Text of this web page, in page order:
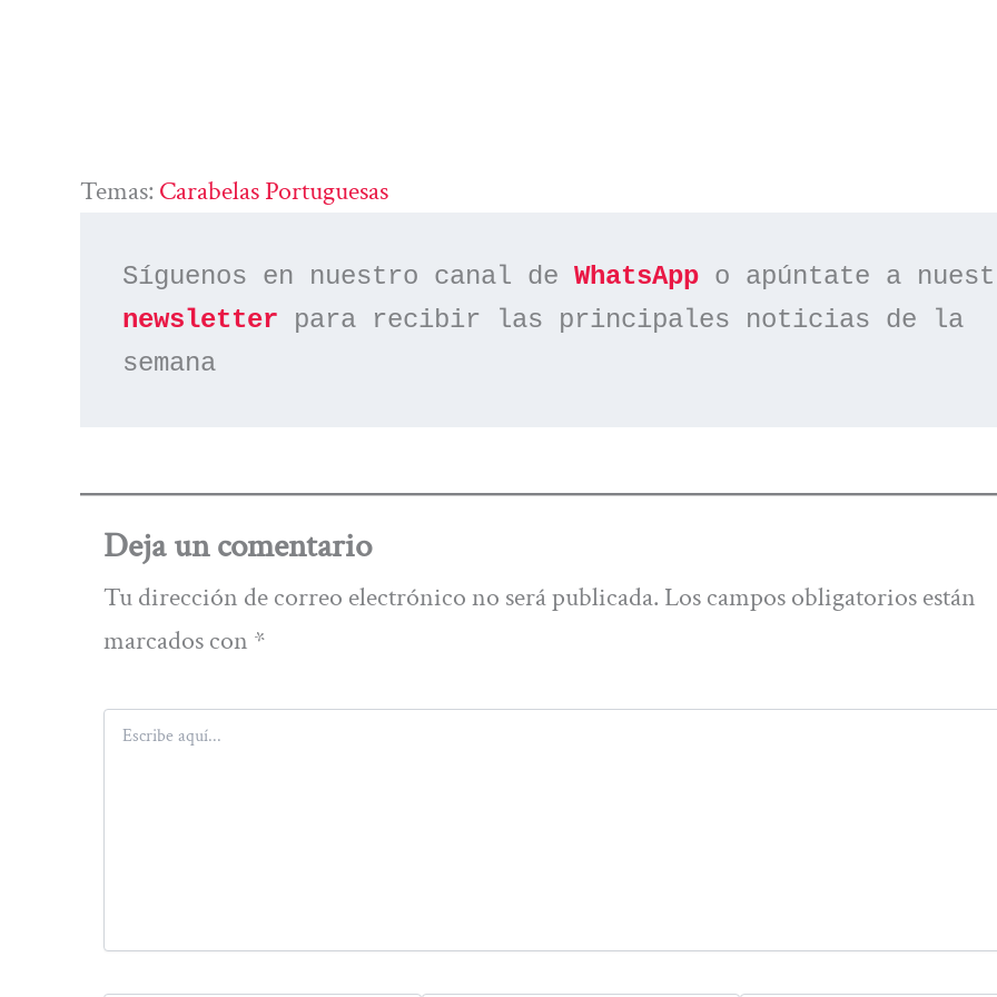
Temas: Carabelas Portuguesas
Síguenos en nuestro canal de WhatsApp
newsletter para recibir las principales noticias de la
semana
Deja un comentario
Tu dirección de correo electrónico no será publicada. Los campos obligatorios están
marcados con *
Escribe
aquí...